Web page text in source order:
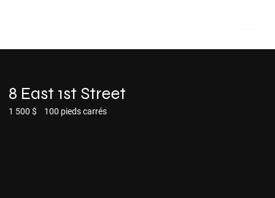
8 East 1st Street
1 500 $ 100 pieds carrés